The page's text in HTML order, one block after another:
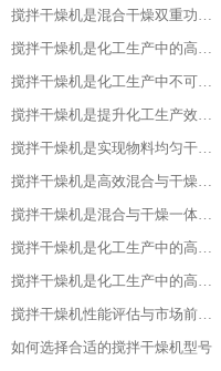
搅拌干燥机是混合干燥双重功效，化工生产新助力，提升产品质量
搅拌干燥机是化工生产中的高效混合与干燥专家，提升产品质量
搅拌干燥机是化工生产中不可或缺的高效工具
搅拌干燥机是提升化工生产效率的得力助手
搅拌干燥机是实现物料均匀干燥的专业设备
搅拌干燥机是高效混合与干燥新标杆
搅拌干燥机是混合与干燥一体化的高效利器
搅拌干燥机是化工生产中的高效干燥与混合专家
搅拌干燥机是化工生产中的高效利器
搅拌干燥机性能评估与市场前景分析
如何选择合适的搅拌干燥机型号